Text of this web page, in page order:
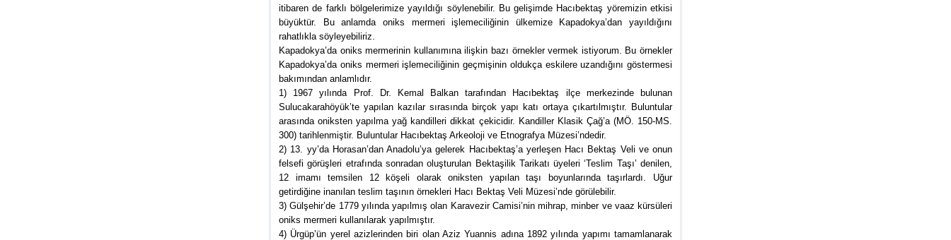
itibaren de farklı bölgelerimize yayıldığı söylenebilir. Bu gelişimde Hacıbektaş yöremizin etkisi
büyüktür. Bu anlamda oniks mermeri işlemeciliğinin ülkemize Kapadokya’dan yayıldığını
rahatlıkla söyleyebiliriz.
Kapadokya’da oniks mermerinin kullanımına ilişkin bazı örnekler vermek istiyorum. Bu örnekler
Kapadokya’da oniks mermeri işlemeciliğinin geçmişinin oldukça eskilere uzandığını göstermesi
bakımından anlamlıdır.
1) 1967 yılında Prof. Dr. Kemal Balkan tarafından Hacıbektaş ilçe merkezinde bulunan
Sulucakarahöyük’te yapılan kazılar sırasında birçok yapı katı ortaya çıkartılmıştır. Buluntular
arasında oniksten yapılma yağ kandilleri dikkat çekicidir. Kandiller Klasik Çağ’a (MÖ. 150-MS.
300) tarihlenmiştir. Buluntular Hacıbektaş Arkeoloji ve Etnografya Müzesi’ndedir.
2) 13. yy’da Horasan’dan Anadolu’ya gelerek Hacıbektaş’a yerleşen Hacı Bektaş Veli ve onun
felsefi görüşleri etrafında sonradan oluşturulan Bektaşilik Tarikatı üyeleri ‘Teslim Taşı’ denilen,
12 imamı temsilen 12 köşeli olarak oniksten yapılan taşı boyunlarında taşırlardı. Uğur
getirdiğine inanılan teslim taşının örnekleri Hacı Bektaş Veli Müzesi’nde görülebilir.
3) Gülşehir’de 1779 yılında yapılmış olan Karavezir Camisi’nin mihrap, minber ve vaaz kürsüleri
oniks mermeri kullanılarak yapılmıştır.
4) Ürgüp’ün yerel azizlerinden biri olan Aziz Yuannis adına 1892 yılında yapımı tamamlanarak